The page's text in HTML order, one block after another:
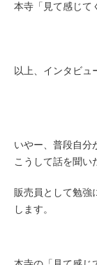
本寺「見て感じて
以上、インタビュ
いやー、普段自分
こうして話を聞い
販売員として勉強
します。